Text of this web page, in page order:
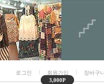
로그인
회원가입
3,000P
장바구니